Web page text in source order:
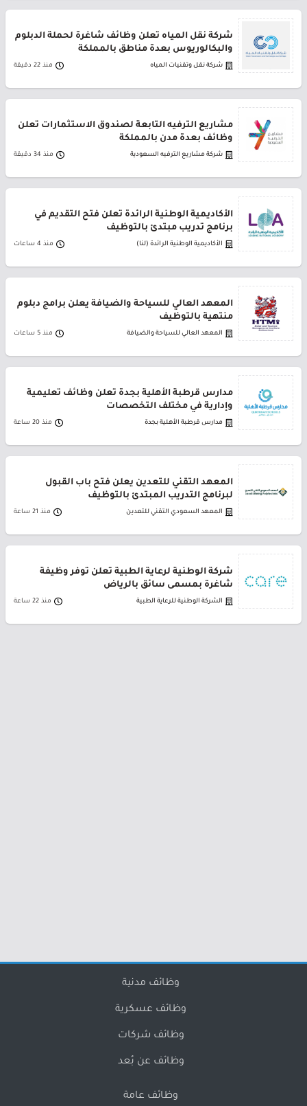
شركة نقل المياه تعلن وظائف شاغرة لحملة الدبلوم
والبكالوريوس بعدة مناطق بالمملكة
شركة نقل وتقنيات المياه منذ 22 دقيقة
مشاريع الترفيه التابعة لصندوق الاستثمارات تعلن
وظائف بعدة مدن بالمملكة
شركة مشاريع الترفيه السعودية منذ 34 دقيقة
الأكاديمية الوطنية الرائدة تعلن فتح التقديم في
برنامج تدريب مبتدئ بالتوظيف
الأكاديمية الوطنية الرائدة (لنا) منذ 4 ساعات
المعهد العالي للسياحة والضيافة يعلن برامج دبلوم
منتهية بالتوظيف
المعهد العالي للسياحة والضيافة منذ 5 ساعات
مدارس قرطبة الأهلية بجدة تعلن وظائف تعليمية
وإدارية في مختلف التخصصات
مدارس قرطبة الأهلية بجدة منذ 20 ساعة
المعهد التقني للتعدين يعلن فتح باب القبول
لبرنامج التدريب المبتدئ بالتوظيف
المعهد السعودي التقني للتعدين منذ 21 ساعة
شركة الوطنية لرعاية الطبية تعلن توفر وظيفة
شاغرة بمسمى سائق بالرياض
الشركة الوطنية للرعاية الطبية منذ 22 ساعة
وظائف مدنية
وظائف عسكرية
وظائف شركات
وظائف عن بُعد
وظائف عامة